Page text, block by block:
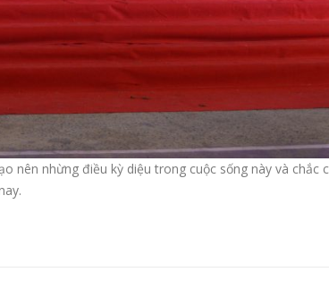
nên nhừng điều kỳ diệu trong cuộc sống này và chắc